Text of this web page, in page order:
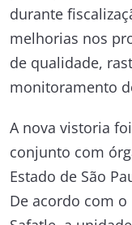
durante
melhorias nos
de qualidade,
monitoramento
A nova vistoria
conjunto com
Estado de São
De acordo com